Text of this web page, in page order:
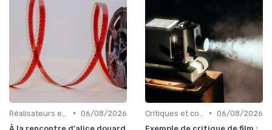
• 06/08/2026
• 06/08/2026